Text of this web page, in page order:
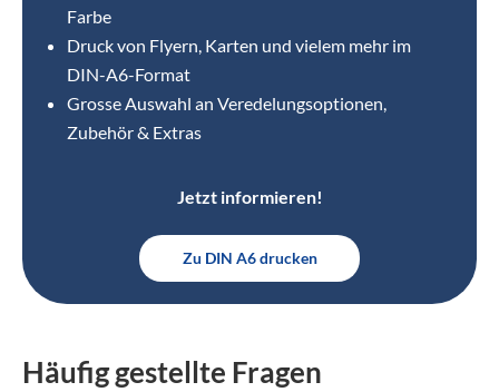
Farbe
Druck von Flyern, Karten und vielem mehr im
DIN-A6-Format
Grosse Auswahl an Veredelungsoptionen,
Zubehör & Extras
Jetzt informieren!
Zu DIN A6 drucken
Häufig gestellte Fragen